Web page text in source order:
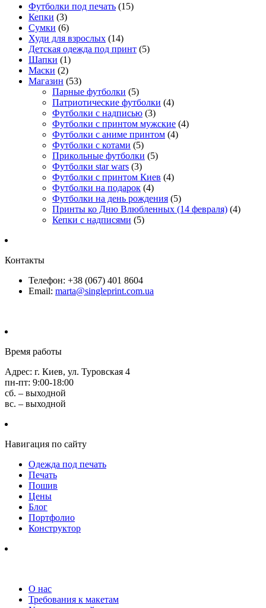
Футболки под печать (15)
Кепки (3)
Сумки (6)
Худи для взрослых (14)
Детская одежда под принт (5)
Шапки (1)
Маски (2)
Магазин (53)
Парные футболки (5)
Патриотические футболки (4)
Футболки с надписью (3)
Футболки с принтом мужские (4)
Футболки с аниме принтом (4)
Футболки с котами (5)
Прикольные футболки (5)
Футболки star wars (3)
Футболки с принтом Киев (4)
Футболки на подарок (4)
Футболки на день рождения (5)
Принты ко Дню Влюбленных (14 февраля) (4)
Кепки с надписями (5)
Контакты
Телефон: +38 (067) 401 8604
Email: marta@singleprint.com.ua
Время работы
Адрес: г. Киев, ул. Туровская 4
пн-пт: 9:00-18:00
сб. – выходной
вс. – выходной
Навигация по сайту
Одежда под печать
Печать
Пошив
Цены
Блог
Портфолио
Конструктор
О нас
Требования к макетам